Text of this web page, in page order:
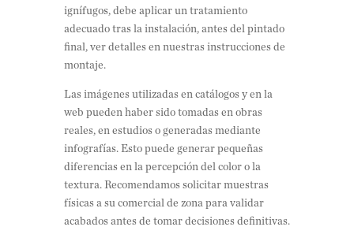
ignífugos, debe aplicar un tratamiento
adecuado tras la instalación, antes del pintado
final, ver detalles en nuestras instrucciones de
montaje.
Las imágenes utilizadas en catálogos y en la
web pueden haber sido tomadas en obras
reales, en estudios o generadas mediante
infografías. Esto puede generar pequeñas
diferencias en la percepción del color o la
textura. Recomendamos solicitar muestras
físicas a su comercial de zona para validar
acabados antes de tomar decisiones definitivas.